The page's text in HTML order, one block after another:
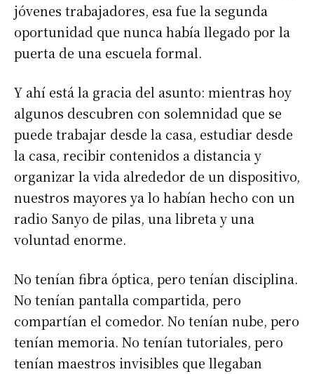
jóvenes trabajadores, esa fue la segunda
oportunidad que nunca había llegado por la
puerta de una escuela formal.
Y ahí está la gracia del asunto: mientras hoy
algunos descubren con solemnidad que se
puede trabajar desde la casa, estudiar desde
la casa, recibir contenidos a distancia y
organizar la vida alrededor de un dispositivo,
nuestros mayores ya lo habían hecho con un
radio Sanyo de pilas, una libreta y una
voluntad enorme.
No tenían fibra óptica, pero tenían disciplina.
No tenían pantalla compartida, pero
compartían el comedor. No tenían nube, pero
tenían memoria. No tenían tutoriales, pero
tenían maestros invisibles que llegaban